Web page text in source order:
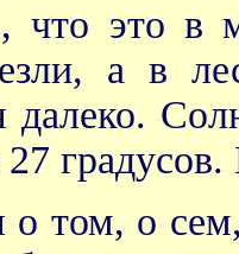
что это в
а в
далеко.
том, о сем,